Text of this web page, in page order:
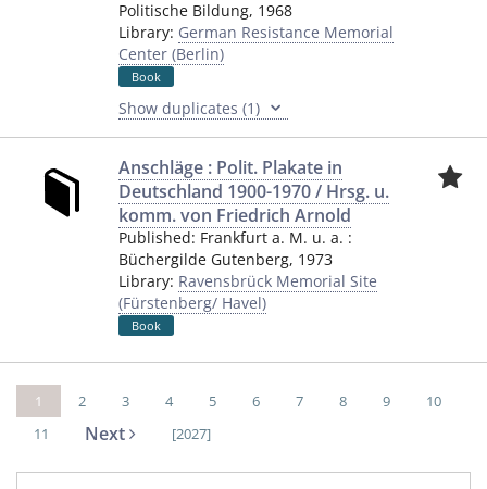
Politische Bildung, 1968
Library: German Resistance Memorial
Center (Berlin)
Book
Show duplicates (1)
Anschläge : Polit. Plakate in
Deutschland 1900-1970 / Hrsg. u.
komm. von Friedrich Arnold
Published: Frankfurt a. M. u. a. :
Büchergilde Gutenberg, 1973
Library: Ravensbrück Memorial Site
(Fürstenberg/ Havel)
Book
1 2 3 4 5 6 7 8 9
10
11
Next [2027]